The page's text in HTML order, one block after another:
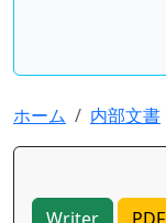
ホーム 内部文書